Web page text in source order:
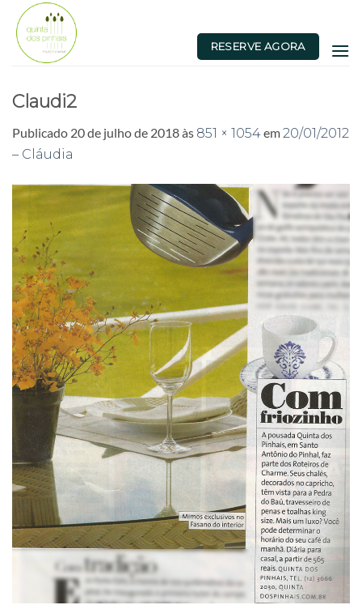
Skip
content
RESERVE AGORA
Claudi2
Publicado 20 de julho de 2018às 851 × 1054em20/01/2012
– Cláudia